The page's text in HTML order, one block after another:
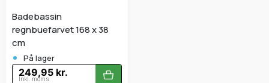
Badebassin
regnbuefarvet 168 x 38
cm
• På lager
249,95 kr.
Inkl. moms